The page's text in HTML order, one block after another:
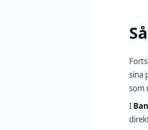
sina
som
I